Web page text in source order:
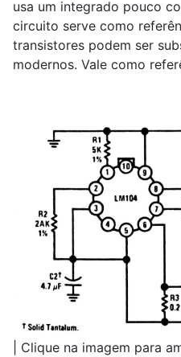
usa um integrado pouco
circuito serve como
transistores podem ser
modernos. Vale como
| Clique na imagem para